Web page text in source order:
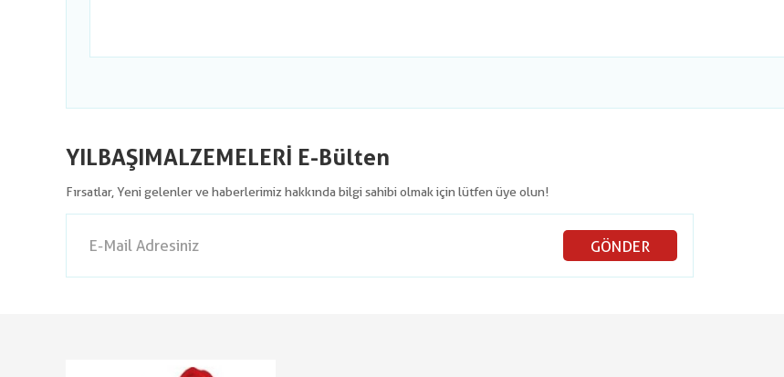
YILBAŞIMALZEMELERİ E-Bülten
Fırsatlar, Yeni gelenler ve haberlerimiz hakkında bilgi sahibi olmak için lütfen üye olun!
GÖNDER